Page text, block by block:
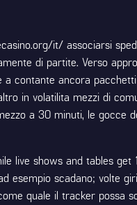
it/ associarsi
di partite. Verso
contante ancora
in volatilita mezzi di
a 30 minuti, le
live shows and tables
scadano; volte
quale il tracker possa